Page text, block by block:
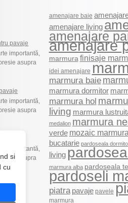
si
cu
pavaje
importantă,
asupra
importantă,
asupra
importantă,
asupra
amenajare baie
amenajare living
amenajare
amenajare
marmura finisaje
idei amenajare
marmura baie
marmura dormitor
marmura hol
living marmura
medalion marmura
verde mozaic marmura
bucatarie pardoseala
living
marmura alba pardoseala
pardoseli
piatra pavaje pavele
marmura